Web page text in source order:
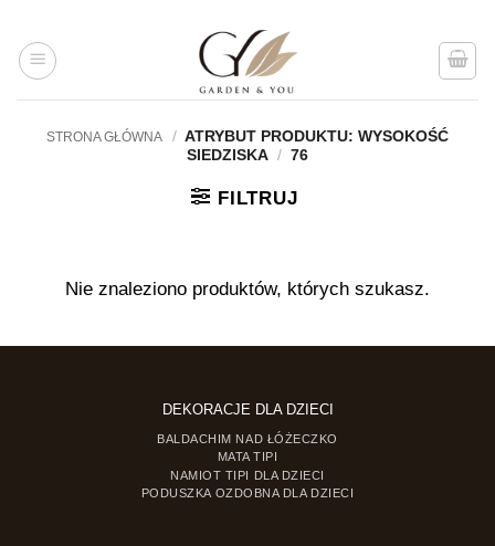
treści
STRONA GŁÓWNA / ATRYBUT PRODUKTU: WYSOKOŚĆ
SIEDZISKA / 76
FILTRUJ
Nie znaleziono produktów, których szukasz.
DEKORACJE DLA DZIECI
BALDACHIM NAD ŁÓŻECZKO
MATA TIPI
NAMIOT TIPI DLA DZIECI
PODUSZKA OZDOBNA DLA DZIECI